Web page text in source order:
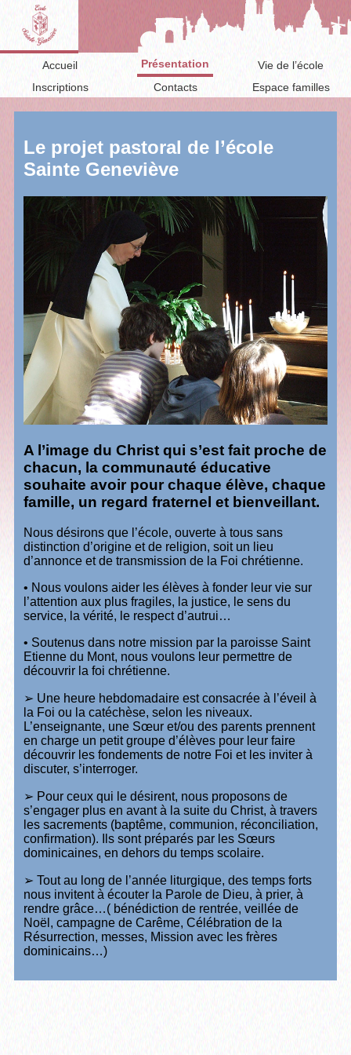
Accueil Présentation
Vie de l’école
Inscriptions
Contacts Espace familles
Le projet pastoral de l’école
Sainte Geneviève
A l’image du Christ qui s’est fait proche de
chacun, la communauté éducative
souhaite avoir pour chaque élève, chaque
famille, un regard fraternel et bienveillant.
Nous désirons que l’école, ouverte à tous sans
distinction d’origine et de religion, soit un lieu
d’annonce et de transmission de la Foi chrétienne.
• Nous voulons aider les élèves à fonder leur vie sur
l’attention aux plus fragiles, la justice, le sens du
service, la vérité, le respect d’autrui…
• Soutenus dans notre mission par la paroisse Saint
Etienne du Mont, nous voulons leur permettre de
découvrir la foi chrétienne.
➢ Une heure hebdomadaire est consacrée à l’éveil à
la Foi ou la catéchèse, selon les niveaux.
L’enseignante, une Sœur et/ou des parents prennent
en charge un petit groupe d’élèves pour leur faire
découvrir les fondements de notre Foi et les inviter à
discuter, s’interroger.
➢ Pour ceux qui le désirent, nous proposons de
s’engager plus en avant à la suite du Christ, à travers
les sacrements (baptême, communion, réconciliation,
confirmation). Ils sont préparés par les Sœurs
dominicaines, en dehors du temps scolaire.
➢ Tout au long de l’année liturgique, des temps forts
nous invitent à écouter la Parole de Dieu, à prier, à
rendre grâce…( bénédiction de rentrée, veillée de
Noël, campagne de Carême, Célébration de la
Résurrection, messes, Mission avec les frères
dominicains…)